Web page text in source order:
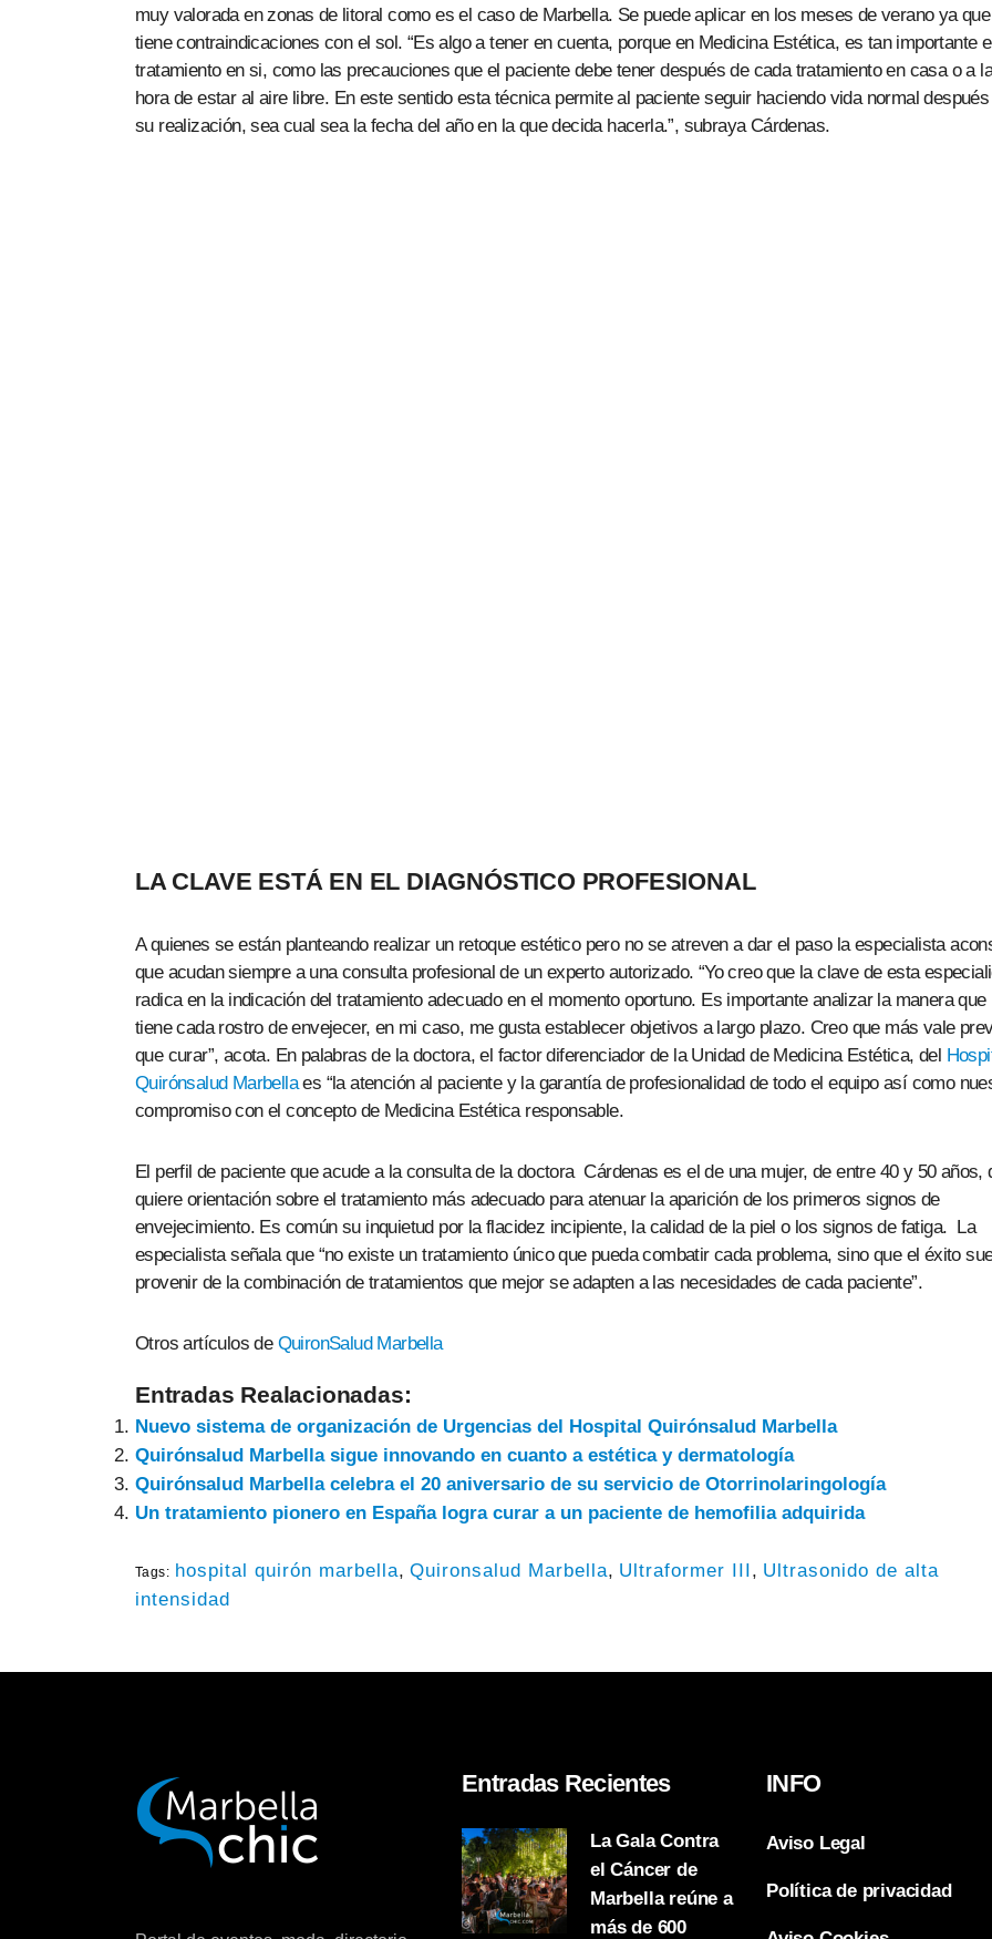
muy valorada en zonas de litoral como es el caso de Marbella. Se puede aplicar en los meses de verano ya
tiene contraindicaciones con el sol. “Es algo a tener en cuenta, porque en Medicina Estética, es tan importante
tratamiento en si, como las precauciones que el paciente debe tener después de cada tratamiento en casa o a
hora de estar al aire libre. En este sentido esta técnica permite al paciente seguir haciendo vida normal
su realización, sea cual sea la fecha del año en la que decida hacerla.”, subraya Cárdenas.
LA CLAVE ESTÁ EN EL DIAGNÓSTICO PROFESIONAL
A quienes se están planteando realizar un retoque estético pero no se atreven a dar el paso la especialista
que acudan siempre a una consulta profesional de un experto autorizado. “Yo creo que la clave de esta
radica en la indicación del tratamiento adecuado en el momento oportuno. Es importante analizar la manera que
tiene cada rostro de envejecer, en mi caso, me gusta establecer objetivos a largo plazo. Creo que más vale
que curar”, acota. En palabras de la doctora, el factor diferenciador de la Unidad de Medicina Estética, del
Quirónsalud Marbellaes “la atención al paciente y la garantía de profesionalidad de todo el equipo así como
compromiso con el concepto de Medicina Estética responsable.
El perfil de paciente que acude a la consulta de la doctora Cárdenas es el de una mujer, de entre 40 y 50 años,
quiere orientación sobre el tratamiento más adecuado para atenuar la aparición de los primeros signos de
envejecimiento. Es común su inquietud por la flacidez incipiente, la calidad de la piel o los signos de fatiga. La
especialista señala que “no existe un tratamiento único que pueda combatir cada problema, sino que el éxito
provenir de la combinación de tratamientos que mejor se adapten a las necesidades de cada paciente”.
Otros artículos de QuironSalud Marbella
Entradas Realacionadas:
Nuevo sistema de organización de Urgencias del Hospital Quirónsalud Marbella
Quirónsalud Marbella sigue innovando en cuanto a estética y dermatología
Quirónsalud Marbella celebra el 20 aniversario de su servicio de Otorrinolaringología
Un tratamiento pionero en España logra curar a un paciente de hemofilia adquirida
Tags: hospital quirón marbella, Quironsalud Marbella, Ultraformer III , Ultrasonido de alta
intensidad
Entradas Recientes
La Gala Contra
el Cáncer de
Marbella reúne a
más de 600
INFO
Aviso Legal
Política de privacidad